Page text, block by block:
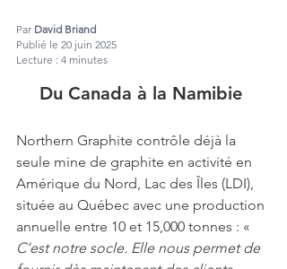
Par David Briand
Publié le 20 juin 2025
Lecture : 4 minutes
Du Canada à la Namibie
Northern Graphite contrôle déjà la
seule mine de graphite en activité en
Amérique du Nord, Lac des Îles (LDI),
située au Québec avec une production
annuelle entre 10 et 15,000 tonnes : «
C’est notre socle. Elle nous permet de